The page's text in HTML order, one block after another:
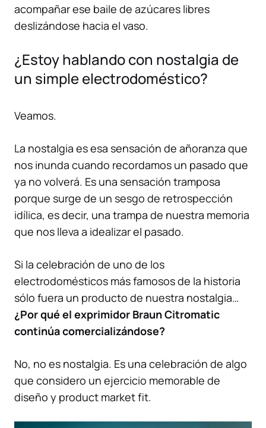
acompañar ese baile de azúcares libres
deslizándose hacia el vaso.
¿Estoy hablando con nostalgia de
un simple electrodoméstico?
Veamos.
La nostalgia es esa sensación de añoranza que
nos inunda cuando recordamos un pasado que
ya no volverá. Es una sensación tramposa
porque surge de un sesgo de retrospección
idílica, es decir, una trampa de nuestra memoria
que nos lleva a idealizar el pasado.
Si la celebración de uno de los
electrodomésticos más famosos de la historia
sólo fuera un producto de nuestra nostalgia…
¿Por qué el exprimidor Braun Citromatic
continúa comercializándose?
No, no es nostalgia. Es una celebración de algo
que considero un ejercicio memorable de
diseño y product market fit.